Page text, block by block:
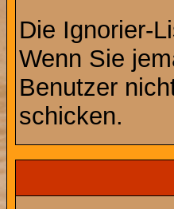
Die Ignorier-
Wenn Sie
Benutzer
schicken.